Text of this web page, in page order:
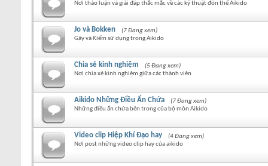
Nơi thảo luận và giải đáp thắc mắc về các kỹ thuật đòn thế Aikido
Jo và Bokken
(7 Đang xem)
Gậy và Kiếm sử dụng trong Aikido
Chia sẻ kinh nghiệm
(5 Đang xem)
Nơi chia xẻ kinh nghiệm giữa các thành viên
Aikido Những Điều Ẩn Chứa
(7 Đang xem)
Những điều ẩn chứa bên trong của bộ môn Aikido
Video clip Hiệp Khí Đạo hay
(4 Đang xem)
Nơi post những video clip hay của aikido